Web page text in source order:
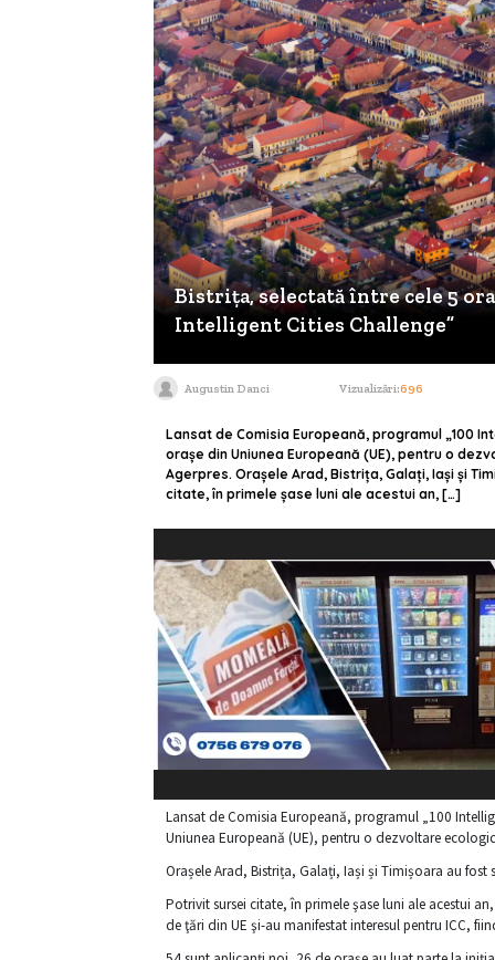
Bistrița, selectată între cele 5
Intelligent Cities Challenge”
Augustin Danci Vizualizări:696
Lansat de Comisia Europeană, programul „100
oraşe din Uniunea Europeană (UE), pentru o
Agerpres. Orașele Arad, Bistrița, Galați, Iași și
citate, în primele şase luni ale acestui an, […]
Lansat de Comisia Europeană, programul „100
Uniunea Europeană (UE), pentru o dezvoltare
Orașele Arad, Bistrița, Galați, Iași și Timișoara au fost
Potrivit sursei citate, în primele şase luni ale acestui
de ţări din UE şi-au manifestat interesul pentru ICC,